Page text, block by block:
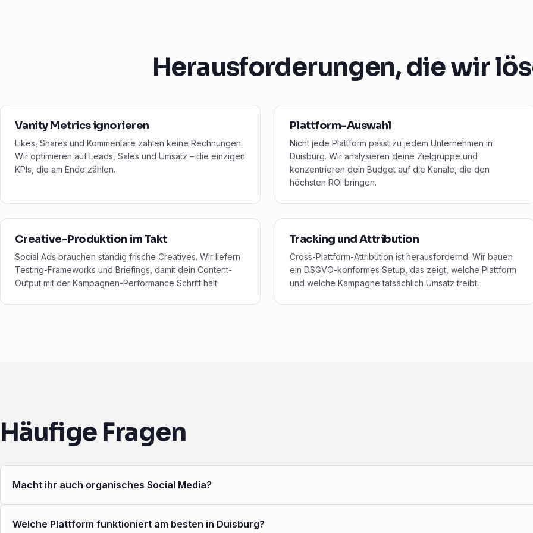
Herausforderungen, die wir
Vanity Metrics ignorieren
Likes, Shares und Kommentare zahlen keine Rechnungen.
Wir optimieren auf Leads, Sales und Umsatz – die einzigen
KPIs, die am Ende zählen.
Plattform-Auswahl
Nicht jede Plattform passt zu jedem Unternehmen in
Duisburg. Wir analysieren deine Zielgruppe und
konzentrieren dein Budget auf die Kanäle, die den
höchsten ROI bringen.
Creative-Produktion im Takt
Social Ads brauchen ständig frische Creatives. Wir liefern
Testing-Frameworks und Briefings, damit dein Content-
Output mit der Kampagnen-Performance Schritt hält.
Tracking und Attribution
Cross-Plattform-Attribution ist herausfordernd. Wir bauen
ein DSGVO-konformes Setup, das zeigt, welche Plattform
und welche Kampagne tatsächlich Umsatz treibt.
Häufige Fragen
Macht ihr auch organisches Social Media?
Welche Plattform funktioniert am besten in Duisburg?